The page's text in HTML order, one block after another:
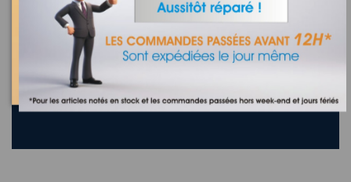
Recherchez la référence de votre appareil dans la liste
ci-dessous
Où trouver la référence de mon appareil ?
25 appareils compatibles.